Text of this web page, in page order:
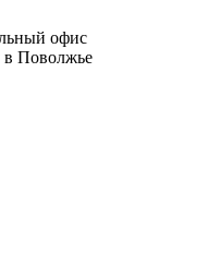
офис
в Поволжье